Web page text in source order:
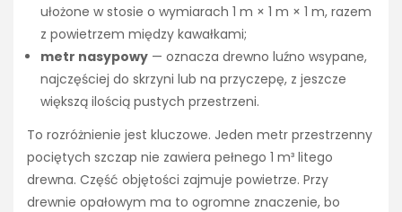
ułożone w stosie o wymiarach 1 m × 1 m × 1 m, razem
z powietrzem między kawałkami;
metr nasypowy — oznacza drewno luźno wsypane,
najczęściej do skrzyni lub na przyczepę, z jeszcze
większą ilością pustych przestrzeni.
To rozróżnienie jest kluczowe. Jeden metr przestrzenny
pociętych szczap nie zawiera pełnego 1 m³ litego
drewna. Część objętości zajmuje powietrze. Przy
drewnie opałowym ma to ogromne znaczenie, bo